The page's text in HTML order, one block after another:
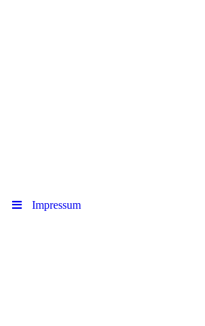
Impressum